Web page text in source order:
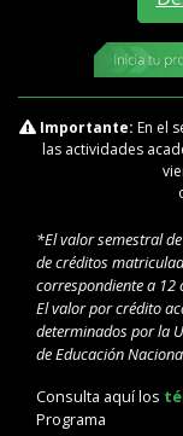
Importante: En el
las actividades
*El valor semestral
de créditos
correspondiente a 12
El valor por crédito
determinados por la
de Educación
Consulta aquí los
Programa